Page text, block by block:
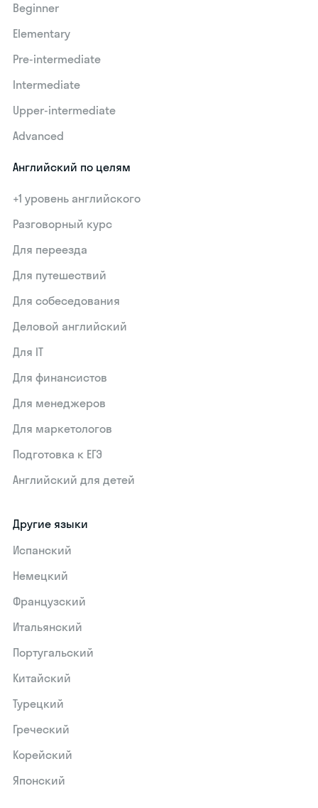
Beginner
Elementary
Pre-intermediate
Intermediate
Upper-intermediate
Advanced
Английский по целям
+1 уровень английского
Разговорный курс
Для переезда
Для путешествий
Для собеседования
Деловой английский
Для IT
Для финансистов
Для менеджеров
Для маркетологов
Подготовка к ЕГЭ
Английский для детей
Другие языки
Испанский
Немецкий
Французский
Итальянский
Португальский
Китайский
Турецкий
Греческий
Корейский
Японский